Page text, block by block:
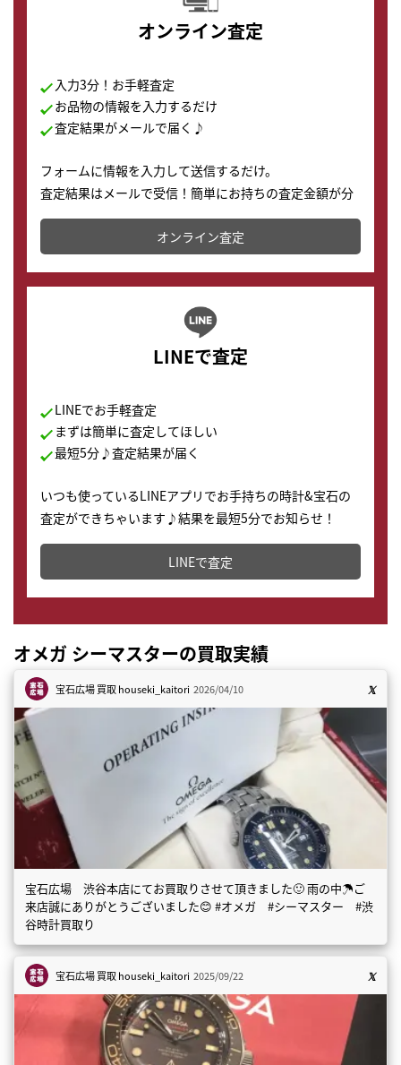
オンライン査定
入力3分！お手軽査定
お品物の情報を入力するだけ
査定結果がメールで届く♪
フォームに情報を入力して送信するだけ。
査定結果はメールで受信！簡単にお持ちの査定金額が分
かります。
オンライン査定
LINEで査定
LINEでお手軽査定
まずは簡単に査定してほしい
最短5分♪査定結果が届く
いつも使っているLINEアプリでお手持ちの時計&宝石の
査定ができちゃいます♪結果を最短5分でお知らせ！
どこからでもすぐに査定金額を知ることが出来ます。
LINEで査定
オメガ シーマスターの買取実績
宝石広場 買取houseki_kaitori 2026/04/10
宝石広場 渋谷本店にてお買取りさせて頂きました🙂 雨の中☂️ご
来店誠にありがとうございました😊 #オメガ #シーマスター #渋
谷時計買取り
宝石広場 買取houseki_kaitori 2025/09/22